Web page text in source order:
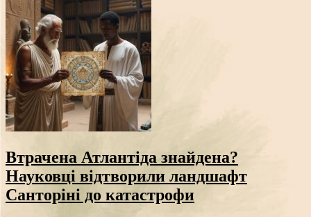
Втрачена Атлантіда знайдена?
Науковці відтворили ландшафт
Санторіні до катастрофи